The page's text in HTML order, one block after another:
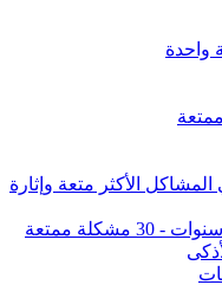
واحدة
5 سنوات هي المشاكل الأكثر متعة وإثارة